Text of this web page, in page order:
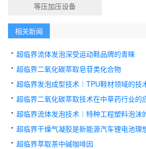
等压加压设备
相关新闻
超临界流体发泡深受运动鞋品牌的青睐
超临界二氧化碳萃取皂苷类化合物
超临界发泡成型技术︱TPU鞋材领域的技
超临界二氧化碳萃取技术在中草药行业的
超临界流体发泡技术︱特种工程塑料泡沫
超临界干燥气凝胶是新能源汽车锂电池理
超临界萃取茶中碱咖啡因